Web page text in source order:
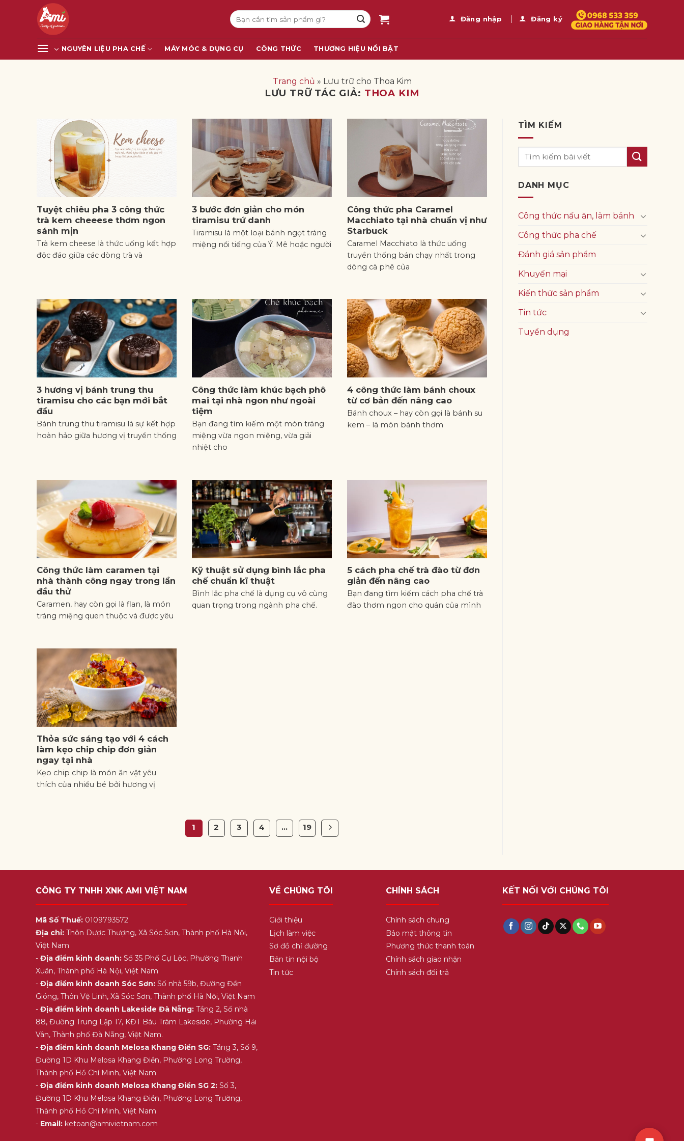
Tìm
kiếm:
Đăng nhập Đăng ký
NGUYÊN LIỆU PHA CHẾ MÁY MÓC & DỤNG CỤ CÔNG THỨC THƯƠNG HIỆU NỔI BẬT
Trang chủ » Lưu trữ cho Thoa Kim
LƯU TRỮ TÁC GIẢ: THOA KIM
Tuyệt chiêu pha 3 công thức
trà kem cheeese thơm ngon
sánh mịn
Trà kem cheese là thức uống kết hợp
độc đáo giữa các dòng trà và
3 bước đơn giản cho món
tiramisu trứ danh
Tiramisu là một loại bánh ngọt tráng
miệng nổi tiếng của Ý. Mê hoặc người
Công thức pha Caramel
Macchiato tại nhà chuẩn vị như
Starbuck
Caramel Macchiato là thức uống
truyền thống bán chạy nhất trong
dòng cà phê của
3 hương vị bánh trung thu
tiramisu cho các bạn mới bắt
đầu
Bánh trung thu tiramisu là sự kết hợp
hoàn hảo giữa hương vị truyền thống
Công thức làm khúc bạch phô
mai tại nhà ngon như ngoài
tiệm
Bạn đang tìm kiếm một món tráng
miệng vừa ngon miệng, vừa giải
nhiệt cho
4 công thức làm bánh choux
từ cơ bản đến nâng cao
Bánh choux – hay còn gọi là bánh su
kem – là món bánh thơm
Công thức làm caramen tại
nhà thành công ngay trong lần
đầu thử
Caramen, hay còn gọi là flan, là món
tráng miệng quen thuộc và được yêu
Kỹ thuật sử dụng bình lắc pha
chế chuẩn kĩ thuật
Bình lắc pha chế là dụng cụ vô cùng
quan trọng trong ngành pha chế.
5 cách pha chế trà đào từ đơn
giản đến nâng cao
Bạn đang tìm kiếm cách pha chế trà
đào thơm ngon cho quán của mình
Thỏa sức sáng tạo với 4 cách
làm kẹo chip chip đơn giản
ngay tại nhà
Kẹo chip chip là món ăn vặt yêu
thích của nhiều bé bởi hương vị
1 2 3 4 … 19
TÌM KIẾM
DANH MỤC
Công thức nấu ăn, làm bánh
Công thức pha chế
Đánh giá sản phẩm
Khuyến mại
Kiến thức sản phẩm
Tin tức
Tuyển dụng
CÔNG TY TNHH XNK AMI VIỆT NAM
Mã Số Thuế: 0109793572
Địa chỉ: Thôn Dược Thượng, Xã Sóc Sơn, Thành phố Hà Nội,
Việt Nam
-Địa điểm kinh doanh: Số 35 Phố Cự Lộc, Phường Thanh
Xuân, Thành phố Hà Nội, Việt Nam
-Địa điểm kinh doanh Sóc Sơn: Số nhà 59b, Đường Đền
Gióng, Thôn Vệ Linh, Xã Sóc Sơn, Thành phố Hà Nội, Việt Nam
-Địa điểm kinh doanh Lakeside Đà Nẵng: Tầng 2, Số nhà
88, Đường Trung Lập 17, KĐT Bàu Tràm Lakeside, Phường Hải
Vân, Thành phố Đà Nẵng, Việt Nam.
-Địa điểm kinh doanh Melosa Khang Điền SG: Tầng 3, Số 9,
Đường 1D Khu Melosa Khang Điền, Phường Long Trường,
Thành phố Hồ Chí Minh, Việt Nam
-Địa điểm kinh doanh Melosa Khang Điền SG 2: Số 3,
Đường 1D Khu Melosa Khang Điền, Phường Long Trường,
Thành phố Hồ Chí Minh, Việt Nam
- Email: ketoan@amivietnam.com
VỀ CHÚNG TÔI
Giới thiệu
Lịch làm việc
Sơ đồ chỉ đường
Bản tin nội bộ
Tin tức
CHÍNH SÁCH
Chính sách chung
Bảo mật thông tin
Phương thức thanh toán
Chính sách giao nhận
Chính sách đổi trả
KẾT NỐI VỚI CHÚNG TÔI